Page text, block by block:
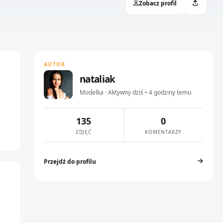
Zobacz profil
AUTOR
nataliak
Modelka · Aktywny dziś • 4 godziny temu
135
ZDJĘĆ
0
KOMENTARZY
Przejdź do profilu